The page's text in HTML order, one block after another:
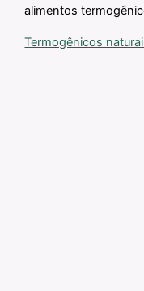
alimentos
Termogênicos